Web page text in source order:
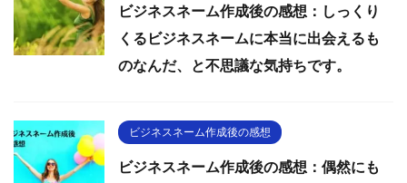
ビジネスネーム作成後の感想：しっくり
くるビジネスネームに本当に出会えるも
のなんだ、と不思議な気持ちです。
ビジネスネーム作成後の感想
ビジネスネーム作成後の感想：偶然にも